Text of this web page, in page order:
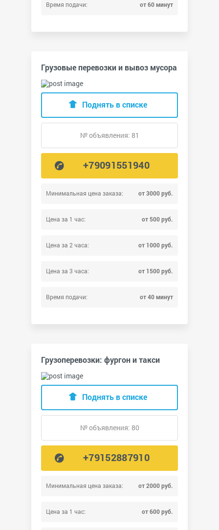
Время подачи: от 60 минут
Грузовые перевозки и вывоз мусора
Минимальная цена заказа: от 3000 руб.
Цена за 1 час: от 500 руб.
Цена за 2 часа: от 1000 руб.
Цена за 3 часа: от 1500 руб.
Время подачи: от 40 минут
Поднять в списке
№ объявления: 81
+79091551940
Грузоперевозки: фургон и такси
Минимальная цена заказа: от 2000 руб.
Цена за 1 час: от 600 руб.
Поднять в списке
№ объявления: 80
+79152887910